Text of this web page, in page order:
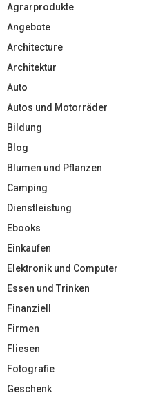
Agrarprodukte
Angebote
Architecture
Architektur
Auto
Autos und Motorräder
Bildung
Blog
Blumen und Pflanzen
Camping
Dienstleistung
Ebooks
Einkaufen
Elektronik und Computer
Essen und Trinken
Finanziell
Firmen
Fliesen
Fotografie
Geschenk